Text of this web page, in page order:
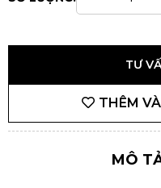
TƯ
THÊM
MÔ